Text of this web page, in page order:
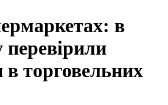
в
в торговельних